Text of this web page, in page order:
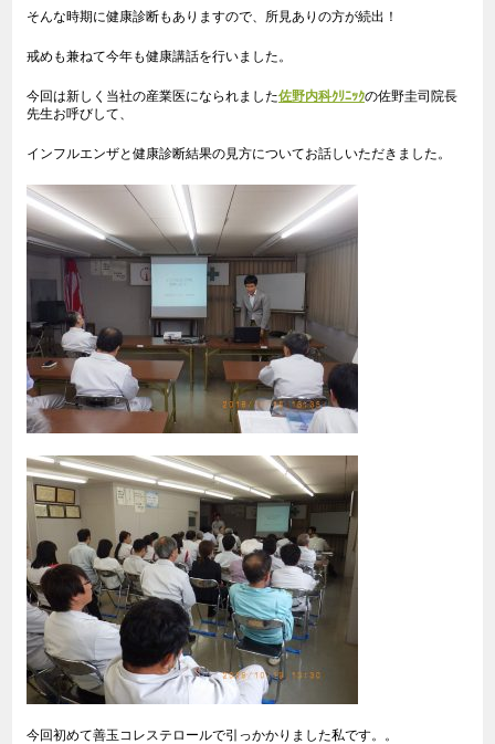
そんな時期に健康診断もありますので、所見ありの方が続出！
戒めも兼ねて今年も健康講話を行いました。
今回は新しく当社の産業医になられました佐野内科ｸﾘﾆｯｸの佐野圭司院長
先生お呼びして、
インフルエンザと健康診断結果の見方についてお話しいただきました。
今回初めて善玉コレステロールで引っかかりました私です。。